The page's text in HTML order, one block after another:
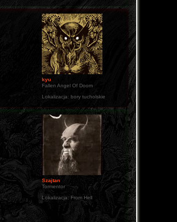
kyu
Fallen Angel Of Doom
Lokalizacja: bory tucholskie
Szajtan
Tormentor
Lokalizacja: From Hell